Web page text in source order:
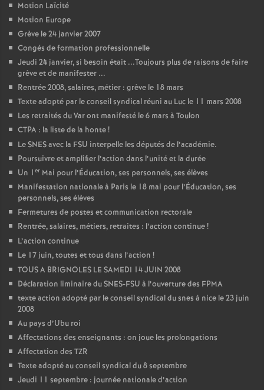
Motion Laïcité
Motion Europe
Grève le 24 janvier 2007
Congés de formation professionnelle
Jeudi 24 janvier, si besoin était ...Toujours plus de raisons de faire
grève et de manifester ...
Rentrée 2008, salaires, métier : grève le 18 mars
Texte adopté par le conseil syndical réuni au Luc le 11 mars 2008
Les retraités du Var ont manifesté le 6 mars à Toulon
CTPA : la liste de la honte!
Le SNES avec la FSU interpelle les députés de l’académie.
Poursuivre et amplifier l’action dans l’unité et la durée
Un 1 er Mai pour l’Éducation, ses personnels, ses élèves
Manifestation nationale à Paris le 18 mai pour l’Éducation, ses
personnels, ses élèves
Fermetures de postes et communication rectorale
Rentrée, salaires, métiers, retraites : l’action continue!
L’action continue
Le 17 juin, toutes et tous dans l’action !
TOUS A BRIGNOLES LE SAMEDI 14 JUIN 2008
Déclaration liminaire du SNES-FSU à l’ouverture des FPMA
texte action adopté par le conseil syndical du snes à nice le 23 juin
2008
Au pays d’Ubu roi
Affectations des enseignants : on joue les prolongations
Affectation des TZR
Texte adopté au conseil syndical du 8 septembre
Jeudi 11 septembre : journée nationale d’action